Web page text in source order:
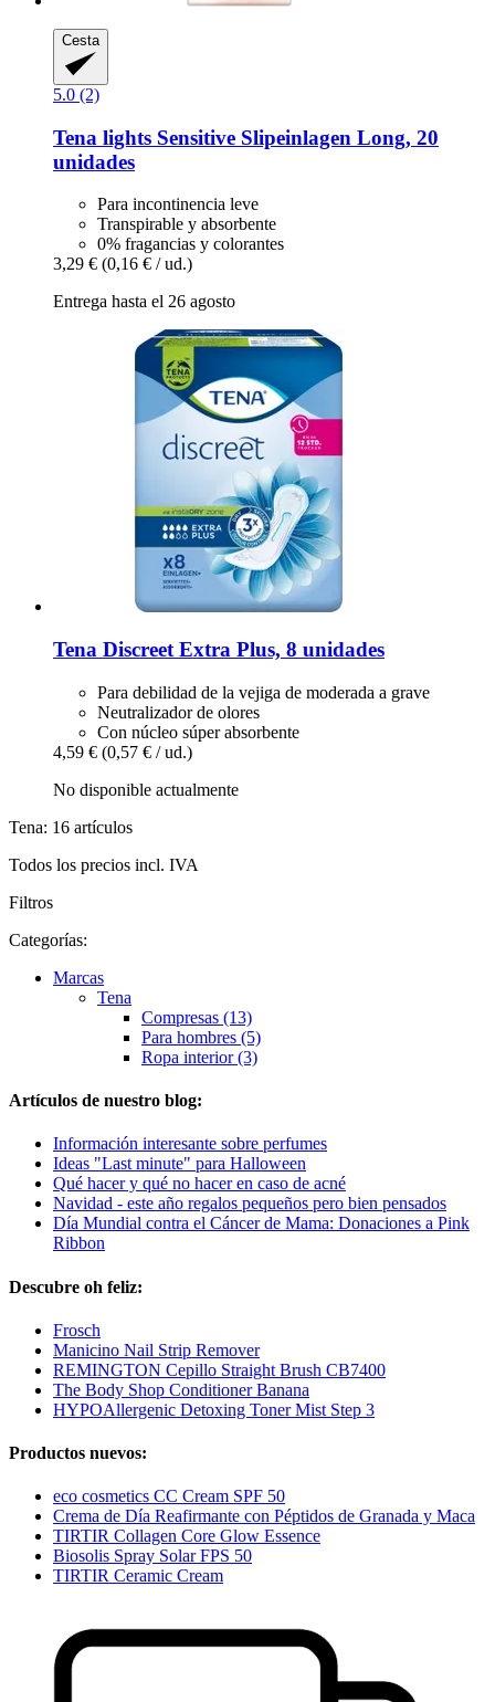
Cesta
5.0 (2)
Tena lights Sensitive Slipeinlagen Long, 20
unidades
Para incontinencia leve
Transpirable y absorbente
0% fragancias y colorantes
3,29 € (0,16 € / ud.)
Entrega hasta el 26 agosto
Tena Discreet Extra Plus, 8 unidades
Para debilidad de la vejiga de moderada a grave
Neutralizador de olores
Con núcleo súper absorbente
4,59 € (0,57 € / ud.)
No disponible actualmente
Tena: 16 artículos
Todos los precios incl. IVA
Filtros
Categorías:
Marcas
Tena
Compresas (13)
Para hombres (5)
Ropa interior (3)
Artículos de nuestro blog:
Información interesante sobre perfumes
Ideas "Last minute" para Halloween
Qué hacer y qué no hacer en caso de acné
Navidad - este año regalos pequeños pero bien pensados
Día Mundial contra el Cáncer de Mama: Donaciones a Pink
Ribbon
Descubre oh feliz:
Frosch
Manicino Nail Strip Remover
REMINGTON Cepillo Straight Brush CB7400
The Body Shop Conditioner Banana
HYPOAllergenic Detoxing Toner Mist Step 3
Productos nuevos:
eco cosmetics CC Cream SPF 50
Crema de Día Reafirmante con Péptidos de Granada y Maca
TIRTIR Collagen Core Glow Essence
Biosolis Spray Solar FPS 50
TIRTIR Ceramic Cream